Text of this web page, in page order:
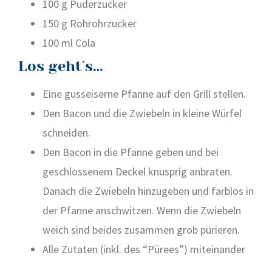
100 g Puder­zu­cker
150 g Roh­rohr­zu­cker
100 ml Cola
Los geht´s…
Eine guss­ei­ser­ne Pfan­ne auf den Grill stel­len.
Den Bacon und die Zwie­beln in klei­ne Wür­fel
schnei­den.
Den Bacon in die Pfan­ne geben und bei
geschlos­se­nem Deckel knusp­rig anbra­ten.
Danach die Zwie­beln hin­zu­ge­ben und farb­los in
der Pfan­ne anschwit­zen. Wenn die Zwie­beln
weich sind bei­des zusam­men grob pürie­ren.
Alle Zuta­ten (inkl. des “Pürees”) mit­ein­an­der